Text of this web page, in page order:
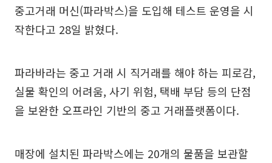
중고거래 머신(파라박스)을 도입해 테스트 운영을 시
작한다고 28일 밝혔다.
파라바라는 중고 거래 시 직거래를 해야 하는 피로감,
실물 확인의 어려움, 사기 위험, 택배 부담 등의 단점
을 보완한 오프라인 기반의 중고 거래플랫폼이다.
매장에 설치된 파라박스에는 20개의 물품을 보관할